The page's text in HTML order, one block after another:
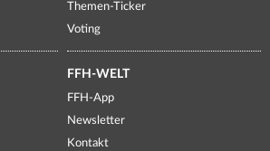
Themen-Ticker
Voting
FFH-WELT
FFH-App
Newsletter
Kontakt